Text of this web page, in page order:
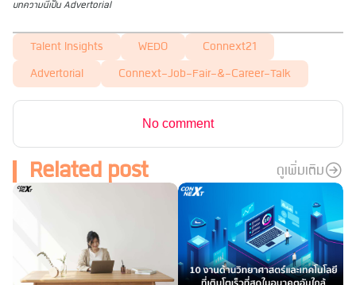
บทความนี้เป็น Advertorial
Talent Insights WEDO Connext21
Advertorial Connext-Job-Fair-&-Career-Talk
No comment
Related post ดูเพิ่มเติม